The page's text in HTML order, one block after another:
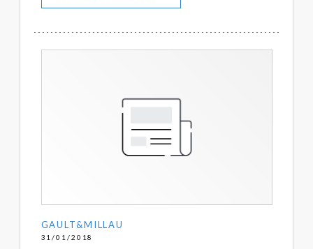
GAULT&MILLAU
31/01/2018